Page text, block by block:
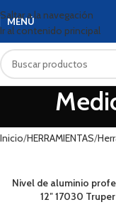
Saltar a la navegación
Ir al contenido principal
MENÚ
Inicio HERRAMIENTAS
Nivel de aluminio
12″ 17030 Truper